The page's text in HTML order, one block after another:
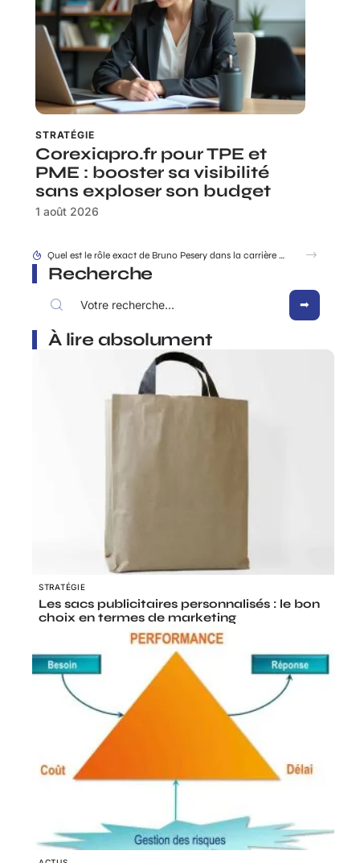
STRATÉGIE
Corexiapro.fr pour TPE et
PME : booster sa visibilité
sans exploser son budget
1 août 2026
Recherche
À lire absolument
STRATÉGIE
Les sacs publicitaires personnalisés : le bon
choix en termes de marketing